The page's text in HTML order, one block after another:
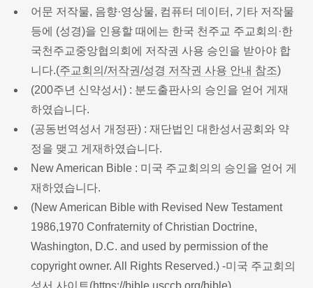
어문 저작물, 음향·영상물, 컴퓨터 데이터, 기타 저작물
등에 (성경)을 인용할 때에는 한국 천주교 주교회의·한
국천주교중앙협의회에 저작권 사용 승인을 받아야 합
니다.(주교회의/저작권/성경 저작권 사용 안내 참조)
(200주년 신약성서) : 분도출판사의 승인을 얻어 게재
하였습니다.
(공동번역성서 개정판) : 재단법인 대한성서공회와 약
정을 맺고 게재하였습니다.
New American Bible : 미국 주교회의의 승인을 얻어 게
재하였습니다.
(New American Bible with Revised New Testament
1986,1970 Confraternity of Christian Doctrine,
Washington, D.C. and used by permission of the
copyright owner. All Rights Reserved.) -미국 주교회의
성서 사이트(https://bible.usccb.org/bible)